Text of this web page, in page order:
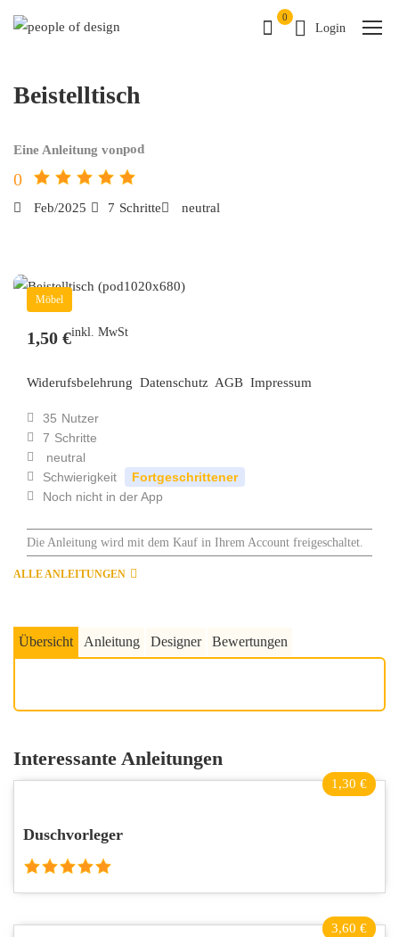
0
Login
Beistelltisch
Eine Anleitung vonpod
0
Feb/2025 7 Schritte neutral
Übersicht Anleitung Designer Bewertungen
1,50 €inkl. MwSt
Widerufsbelehrung Datenschutz AGB Impressum
Möbel
35 Nutzer
7 Schritte
neutral
Schwierigkeit
Fortgeschrittener
Noch nicht in der App
Die Anleitung wird mit dem Kauf in Ihrem Account freigeschaltet.
ALLE ANLEITUNGEN
Interessante Anleitungen
1,30 €
Duschvorleger
3,60 €